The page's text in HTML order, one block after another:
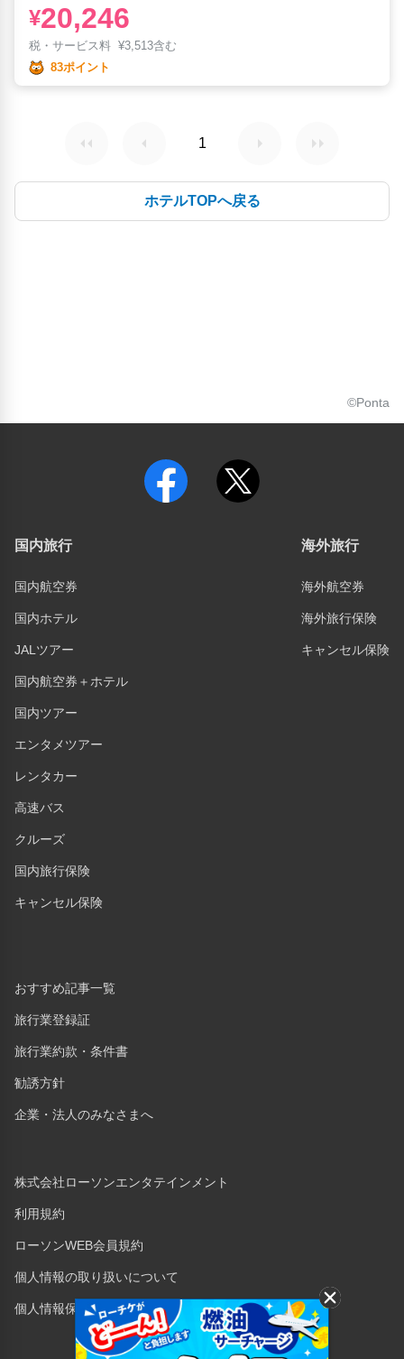
¥20,246
税・サービス料 ¥3,513含む
83ポイント
1
ホテルTOPへ戻る
©Ponta
国内旅行
国内航空券
国内ホテル
JALツアー
国内航空券＋ホテル
国内ツアー
エンタメツアー
レンタカー
高速バス
クルーズ
国内旅行保険
キャンセル保険
おすすめ記事一覧
旅行業登録証
旅行業約款・条件書
勧誘方針
企業・法人のみなさまへ
株式会社ローソンエンタテインメント
利用規約
ローソンWEB会員規約
個人情報の取り扱いについて
個人情報保護方針
海外旅行
海外航空券
海外旅行保険
キャンセル保険